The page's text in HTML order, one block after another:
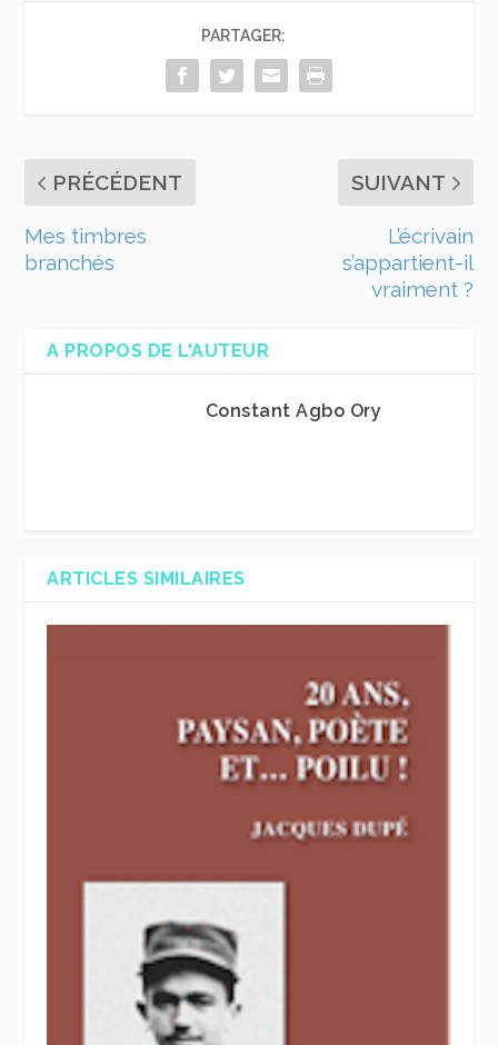
PARTAGER:
PRÉCÉDENT
Mes timbres
branchés
SUIVANT
L’écrivain
s’appartient-il
vraiment ?
A PROPOS DE L'AUTEUR
Constant Agbo Ory
ARTICLES SIMILAIRES